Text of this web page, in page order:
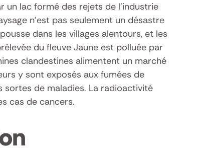
un lac formé des rejets de l’industrie
n’est pas seulement un désastre
dans les villages alentours, et les
du fleuve Jaune est polluée par
clandestines alimentent un marché
y sont exposés aux fumées de
de maladies. La radioactivité
cas de cancers.